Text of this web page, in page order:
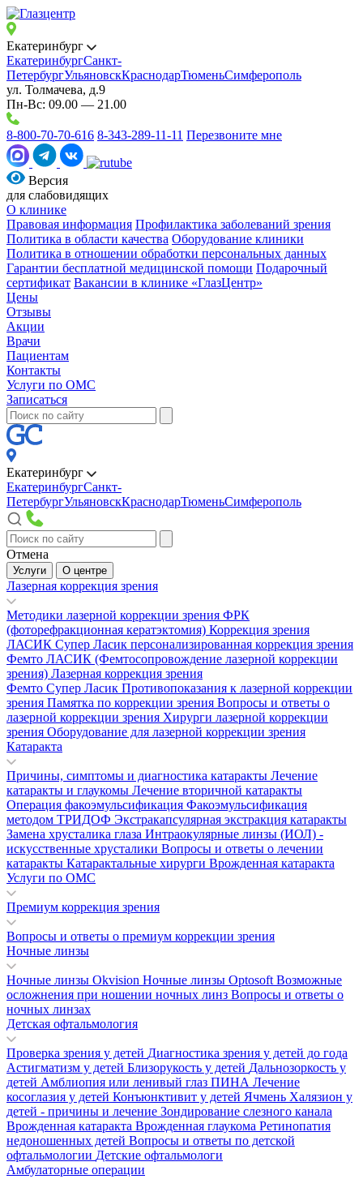
Екатеринбург
ЕкатеринбургСанкт-
ПетербургУльяновскКраснодарТюменьСимферополь
ул. Толмачева, д.9
Пн-Вс: 09.00 — 21.00
8-800-70-70-616 8-343-289-11-11 Перезвоните мне
Версия
для слабовидящих
О клинике
Правовая информация Профилактика заболеваний зрения
Политика в области качества Оборудование клиники
Политика в отношении обработки персональных данных
Гарантии бесплатной медицинской помощи Подарочный
сертификат Вакансии в клинике «ГлазЦентр»
Цены
Отзывы
Акции
Врачи
Пациентам
Контакты
Услуги по ОМС
Записаться
Екатеринбург
ЕкатеринбургСанкт-
ПетербургУльяновскКраснодарТюменьСимферополь
Отмена
Услуги О центре
Лазерная коррекция зрения
Методики лазерной коррекции зрения ФРК
(фоторефракционная кератэктомия) Коррекция зрения
ЛАСИК Супер Ласик персонализированная коррекция зрения
Фемто ЛАСИК (Фемтосопровождение лазерной коррекции
зрения) Лазерная коррекция зрения
Фемто Супер Ласик Противопоказания к лазерной коррекции
зрения Памятка по коррекции зрения Вопросы и ответы о
лазерной коррекции зрения Хирурги лазерной коррекции
зрения Оборудование для лазерной коррекции зрения
Катаракта
Причины, симптомы и диагностика катаракты Лечение
катаракты и глаукомы Лечение вторичной катаракты
Операция факоэмульсификация Факоэмульсификация
методом ТРИДОФ Экстракапсулярная экстракция катаракты
Замена хрусталика глаза Интраокулярные линзы (ИОЛ) -
искусственные хрусталики Вопросы и ответы о лечении
катаракты Катарактальные хирурги Врожденная катаракта
Услуги по ОМС
Премиум коррекция зрения
Вопросы и ответы о премиум коррекции зрения
Ночные линзы
Ночные линзы Okvision Ночные линзы Optosoft Возможные
осложнения при ношении ночных линз Вопросы и ответы о
ночных линзах
Детская офтальмология
Проверка зрения у детей Диагностика зрения у детей до года
Астигматизм у детей Близорукость у детей Дальнозоркость у
детей Амблиопия или ленивый глаз ПИНА Лечение
косоглазия у детей Конъюнктивит у детей Ячмень Халязион у
детей - причины и лечение Зондирование слезного канала
Врожденная катаракта Врожденная глаукома Ретинопатия
недоношенных детей Вопросы и ответы по детской
офтальмологии Детские офтальмологи
Амбулаторные операции